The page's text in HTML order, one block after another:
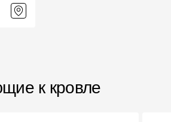
к кровле